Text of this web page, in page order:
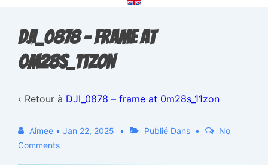
DJI_0878 – frame at
0m28s_11zon
‹ Retour à DJI_0878 – frame at 0m28s_11zon
Aimee • Jan 22, 2025 Publié Dans
No
Comments